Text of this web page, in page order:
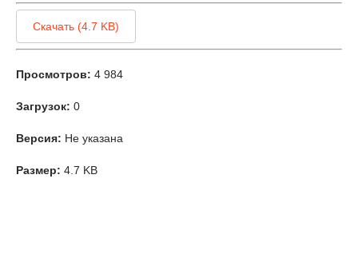
Скачать (4.7 KB)
Просмотров: 4 984
Загрузок: 0
Версия: Не указана
Размер: 4.7 KB